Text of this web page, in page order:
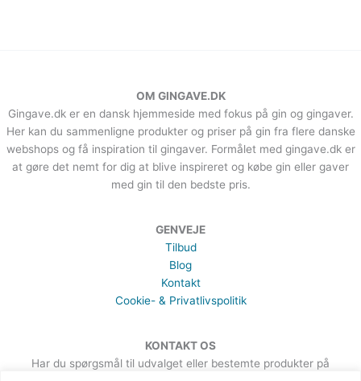
OM GINGAVE.DK
Gingave.dk er en dansk hjemmeside med fokus på gin og gingaver.
Her kan du sammenligne produkter og priser på gin fra flere danske
webshops og få inspiration til gingaver. Formålet med gingave.dk er
at gøre det nemt for dig at blive inspireret og købe gin eller gaver
med gin til den bedste pris.
GENVEJE
Tilbud
Blog
Kontakt
Cookie- & Privatlivspolitik
KONTAKT OS
Har du spørgsmål til udvalget eller bestemte produkter på